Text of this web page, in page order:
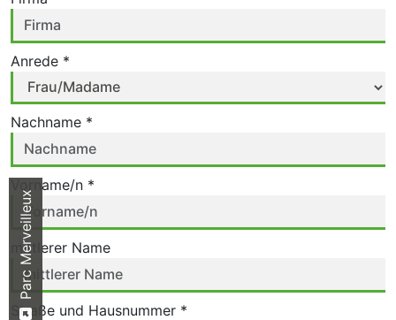
Anrede *
Nachname *
Vorname/n *
mittlerer Name
Straße und Hausnummer *
Parc Merveilleux